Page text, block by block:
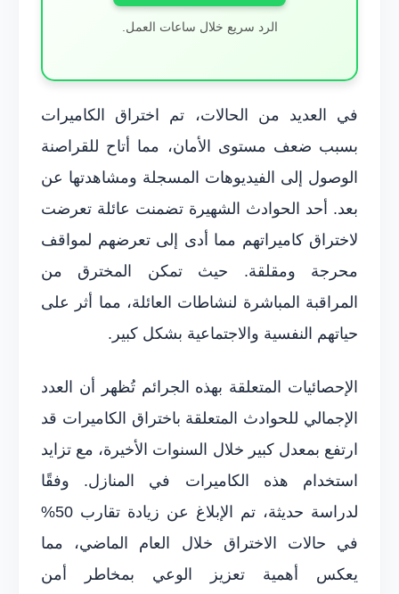
الرد سريع خلال ساعات العمل.
في العديد من الحالات، تم اختراق الكاميرات
بسبب ضعف مستوى الأمان، مما أتاح للقراصنة
الوصول إلى الفيديوهات المسجلة ومشاهدتها عن
بعد. أحد الحوادث الشهيرة تضمنت عائلة تعرضت
لاختراق كاميراتهم مما أدى إلى تعرضهم لمواقف
محرجة ومقلقة. حيث تمكن المخترق من
المراقبة المباشرة لنشاطات العائلة، مما أثر على
حياتهم النفسية والاجتماعية بشكل كبير.
الإحصائيات المتعلقة بهذه الجرائم تُظهر أن العدد
الإجمالي للحوادث المتعلقة باختراق الكاميرات قد
ارتفع بمعدل كبير خلال السنوات الأخيرة، مع تزايد
استخدام هذه الكاميرات في المنازل. وفقًا
لدراسة حديثة، تم الإبلاغ عن زيادة تقارب 50%
في حالات الاختراق خلال العام الماضي، مما
يعكس أهمية تعزيز الوعي بمخاطر أمن